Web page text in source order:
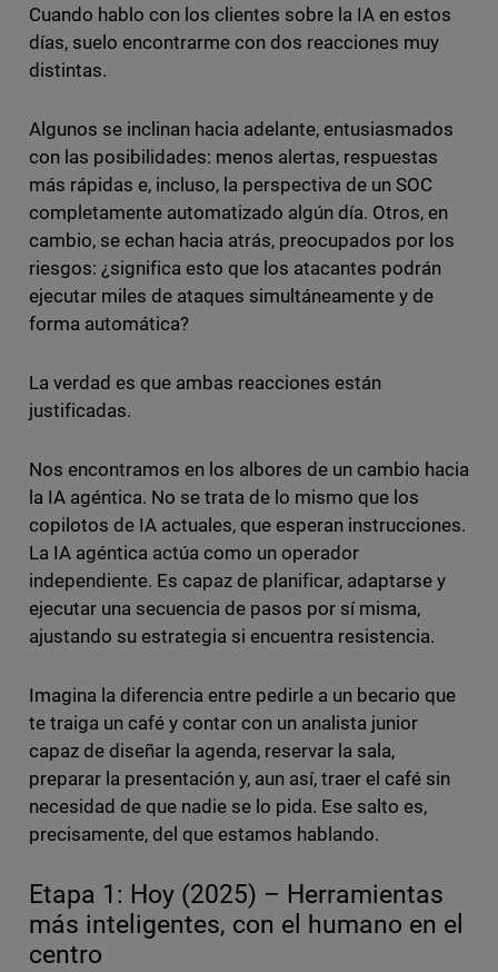
Cuando hablo con los clientes sobre la IA en estos
días, suelo encontrarme con dos reacciones muy
distintas.
Algunos se inclinan hacia adelante, entusiasmados
con las posibilidades: menos alertas, respuestas
más rápidas e, incluso, la perspectiva de un SOC
completamente automatizado algún día. Otros, en
cambio, se echan hacia atrás, preocupados por los
riesgos: ¿significa esto que los atacantes podrán
ejecutar miles de ataques simultáneamente y de
forma automática?
La verdad es que ambas reacciones están
justificadas.
Nos encontramos en los albores de un cambio hacia
la IA agéntica. No se trata de lo mismo que los
copilotos de IA actuales, que esperan instrucciones.
La IA agéntica actúa como un operador
independiente. Es capaz de planificar, adaptarse y
ejecutar una secuencia de pasos por sí misma,
ajustando su estrategia si encuentra resistencia.
Imagina la diferencia entre pedirle a un becario que
te traiga un café y contar con un analista junior
capaz de diseñar la agenda, reservar la sala,
preparar la presentación y, aun así, traer el café sin
necesidad de que nadie se lo pida. Ese salto es,
precisamente, del que estamos hablando.
Etapa 1: Hoy (2025) – Herramientas
más inteligentes, con el humano en el
centro